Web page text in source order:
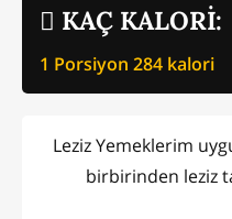
KAÇ KALORİ:
1 Porsiyon 284 kalori
Leziz Yemeklerim
birbirinden leziz